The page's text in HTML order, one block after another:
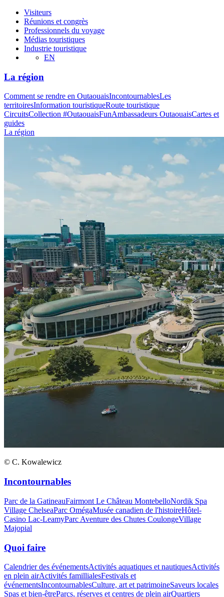
Visiteurs
Réunions et congrès
Professionnels du voyage
Médias touristiques
Industrie touristique
EN
La région
Comment se rendre en OutaouaisIncontournablesLes
territoiresInformation touristiqueRoute touristique
CircuitsCollection #OutaouaisFunAmbassadeurs OutaouaisCartes et
guides
La région
© C. Kowalewicz
Incontournables
Parc de la GatineauFairmont Le Château MontebelloNordik Spa
Village ChelseaParc OmégaMusée canadien de l'histoireHôtel-
Casino Lac-LeamyParc Aventure des Chutes CoulongeVillage
Majopial
Quoi faire
Calendrier des événementsActivités aquatiques et nautiquesActivités
en plein airActivités famillialesFestivals et
événementsIncontournablesCulture, art et patrimoineSaveurs locales
Spas et bien-êtreParcs, réserves et centres de plein airQuartiers